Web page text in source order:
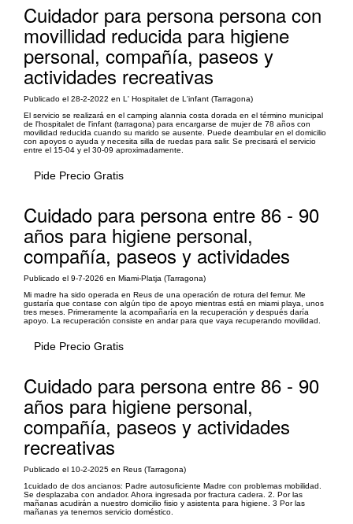
Cuidador para persona persona con
movillidad reducida para higiene
personal, compañía, paseos y
actividades recreativas
Publicado el 28-2-2022 en L' Hospitalet de L'infant (Tarragona)
El servicio se realizará en el camping alannia costa dorada en el término municipal
de l'hospitalet de l'infant (tarragona) para encargarse de mujer de 78 años con
movilidad reducida cuando su marido se ausente. Puede deambular en el domicilio
con apoyos o ayuda y necesita silla de ruedas para salir. Se precisará el servicio
entre el 15-04 y el 30-09 aproximadamente.
Pide Precio Gratis
Cuidado para persona entre 86 - 90
años para higiene personal,
compañía, paseos y actividades
Publicado el 9-7-2026 en Miami-Platja (Tarragona)
Mi madre ha sido operada en Reus de una operación de rotura del femur. Me
gustaría que contase con algún tipo de apoyo mientras está en miami playa, unos
tres meses. Primeramente la acompañaría en la recuperación y después daría
apoyo. La recuperación consiste en andar para que vaya recuperando movilidad.
Pide Precio Gratis
Cuidado para persona entre 86 - 90
años para higiene personal,
compañía, paseos y actividades
recreativas
Publicado el 10-2-2025 en Reus (Tarragona)
1cuidado de dos ancianos: Padre autosuficiente Madre con problemas mobilidad.
Se desplazaba con andador. Ahora ingresada por fractura cadera. 2. Por las
mañanas acudirán a nuestro domicilio fisio y asistenta para higiene. 3 Por las
mañanas ya tenemos servicio doméstico.